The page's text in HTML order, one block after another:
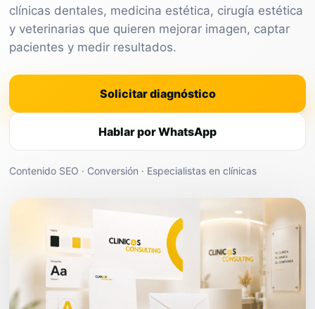
clínicas dentales, medicina estética, cirugía estética
y veterinarias que quieren mejorar imagen, captar
pacientes y medir resultados.
Solicitar diagnóstico
Hablar por WhatsApp
Contenido SEO · Conversión · Especialistas en clínicas